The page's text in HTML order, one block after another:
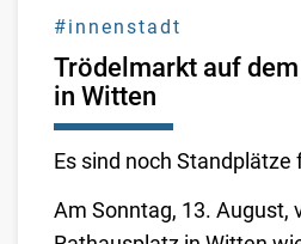
#innenstadt
Trödelmarkt auf
in Witten
Es sind noch Standplätze
Am Sonntag, 13. August,